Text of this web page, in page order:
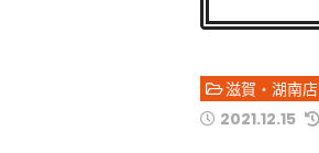
滋賀・湖南店
2021.12.15